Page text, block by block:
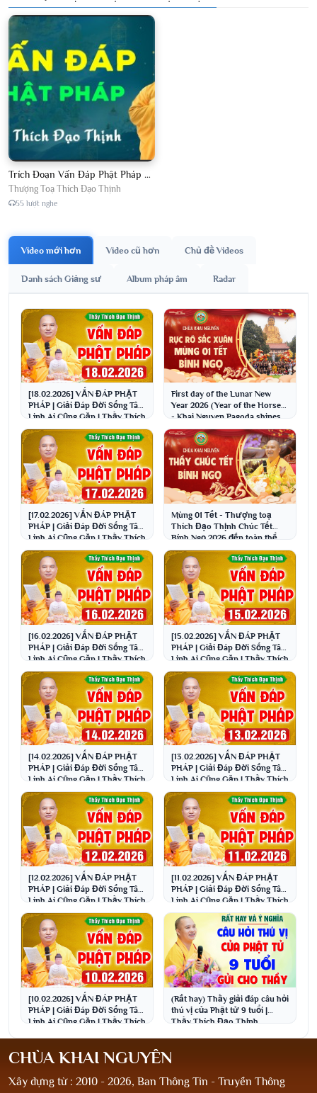
Trích Đoạn Vấn Đáp Phật Pháp 2026
Thượng Toạ Thích Đạo Thịnh
55 lượt nghe
Video mới hơn Video cũ hơn Chủ đề Videos
Danh sách Giảng sư Album pháp âm Radar
[18.02.2026] VẤN ĐÁP PHẬT
PHÁP | Giải Đáp Đời Sống Tâm
Linh Ai Cũng Gặp | Thầy Thích
Đạo Thịnh
First day of the Lunar New
Year 2026 (Year of the Horse)
- Khai Nguyen Pagoda shines
brightly wit...
[17.02.2026] VẤN ĐÁP PHẬT
PHÁP | Giải Đáp Đời Sống Tâm
Linh Ai Cũng Gặp | Thầy Thích
Đạo Thịnh
Mùng 01 Tết - Thượng toạ
Thích Đạo Thịnh Chúc Tết
Bính Ngọ 2026 đến toàn thể
Phật tử và nhân dân
[16.02.2026] VẤN ĐÁP PHẬT
PHÁP | Giải Đáp Đời Sống Tâm
Linh Ai Cũng Gặp | Thầy Thích
Đạo Thịnh
[15.02.2026] VẤN ĐÁP PHẬT
PHÁP | Giải Đáp Đời Sống Tâm
Linh Ai Cũng Gặp | Thầy Thích
Đạo Thịnh
[14.02.2026] VẤN ĐÁP PHẬT
PHÁP | Giải Đáp Đời Sống Tâm
Linh Ai Cũng Gặp | Thầy Thích
Đạo Thịnh
[13.02.2026] VẤN ĐÁP PHẬT
PHÁP | Giải Đáp Đời Sống Tâm
Linh Ai Cũng Gặp | Thầy Thích
Đạo Thịnh
[12.02.2026] VẤN ĐÁP PHẬT
PHÁP | Giải Đáp Đời Sống Tâm
Linh Ai Cũng Gặp | Thầy Thích
Đạo Thịnh
[11.02.2026] VẤN ĐÁP PHẬT
PHÁP | Giải Đáp Đời Sống Tâm
Linh Ai Cũng Gặp | Thầy Thích
Đạo Thịnh
[10.02.2026] VẤN ĐÁP PHẬT
PHÁP | Giải Đáp Đời Sống Tâm
Linh Ai Cũng Gặp | Thầy Thích
(Rất hay) Thầy giải đáp câu hỏi
thú vị của Phật tử 9 tuổi |
Thầy Thích Đạo Thịnh
CHÙA KHAI NGUYÊN
Xây dựng từ : 2010 - 2026, Ban Thông Tin - Truyền Thông